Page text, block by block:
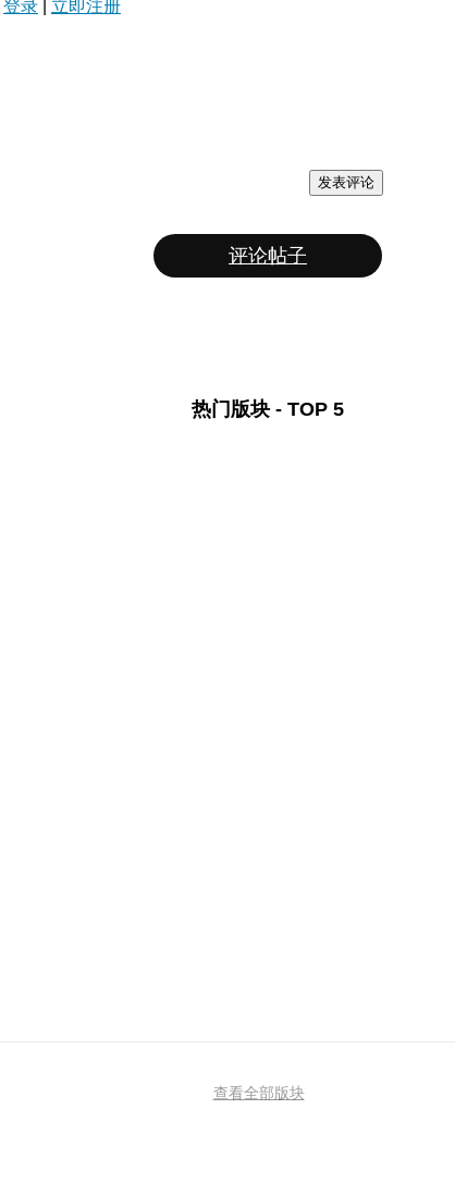
登录 立即注册
发表评论
评论帖子
热门版块 - TOP 5
查看全部版块